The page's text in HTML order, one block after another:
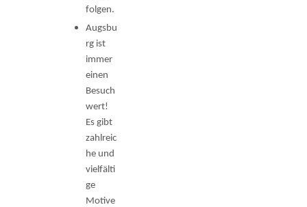
folgen.
Augsbu
rg ist
immer
einen
Besuch
wert!
Es gibt
zahlreic
he und
vielfälti
ge
Motive